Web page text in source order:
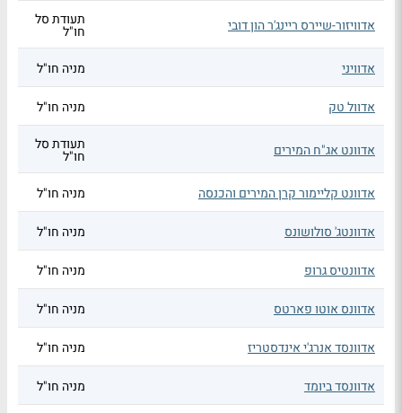
אדוויזור-שיירס ריינג'ר הון דובי תעודת סל
חו"ל
אדוויני
מניה חו"ל
אדוול טק מניה חו"ל
אדוונט אג"ח המירים תעודת סל
חו"ל
אדוונט קליימור קרן המירים והכנסה
מניה חו"ל
אדוונטג' סולושונס מניה חו"ל
אדוונטיס גרופ מניה חו"ל
אדוונס אוטו פארטס מניה חו"ל
אדוונסד אנרג'י אינדסטריז מניה חו"ל
אדוונסד ביומד מניה חו"ל